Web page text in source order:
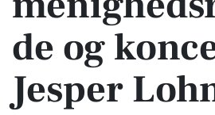
de og
Jesper